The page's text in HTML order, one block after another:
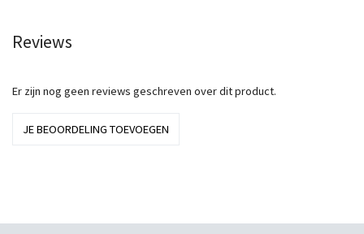
Reviews
Er zijn nog geen reviews geschreven over dit product.
JE BEOORDELING TOEVOEGEN